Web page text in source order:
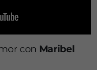
con Maribel